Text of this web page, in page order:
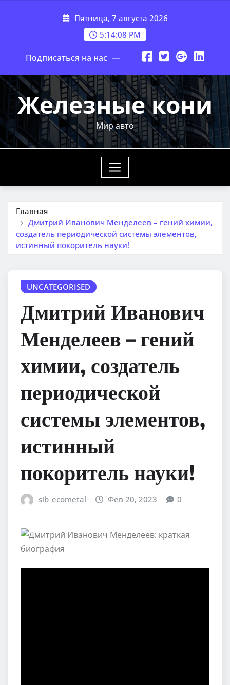
Пятница, 7 августа 2026
5:14:09 PM
Подписаться на нас
Железные кони
Мир авто
Главная
Дмитрий Иванович Менделеев – гений химии,
создатель периодической системы элементов,
истинный покоритель науки!
UNCATEGORISED
Дмитрий Иванович
Менделеев – гений
химии, создатель
периодической
системы элементов,
истинный
покоритель науки!
sib_ecometal Фев 20, 2023 0